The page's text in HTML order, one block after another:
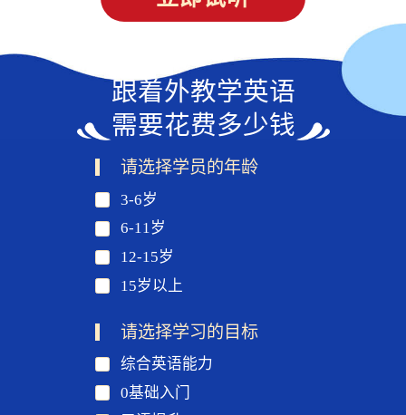
跟着外教学英语
需要花费多少钱
请选择学员的年龄
3-6岁
6-11岁
12-15岁
15岁以上
请选择学习的目标
综合英语能力
0基础入门